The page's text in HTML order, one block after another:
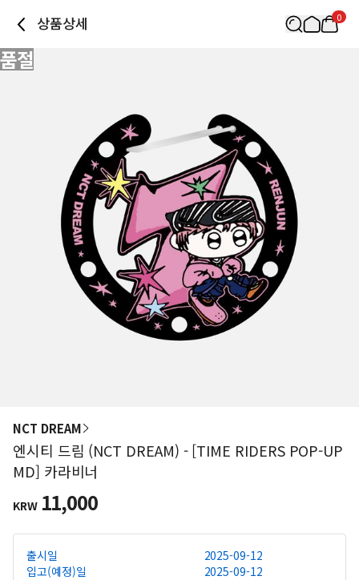
상품상세 0
품절
NCT DREAM
엔시티 드림 (NCT DREAM) - [TIME RIDERS POP-UP
MD] 카라비너
KRW 11,000
출시일
2025-09-12
입고(예정)일
2025-09-12